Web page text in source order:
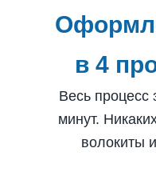
в 4
Весь процесс
минут.
волокиты